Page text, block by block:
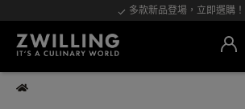
多款新品登場，立即選購！